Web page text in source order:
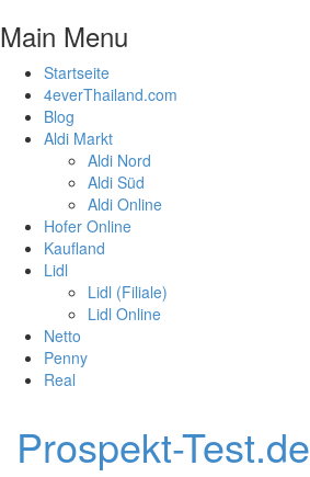
Main Menu
Startseite
4everThailand.com
Blog
Aldi Markt
Aldi Nord
Aldi Süd
Aldi Online
Hofer Online
Kaufland
Lidl
Lidl (Filiale)
Lidl Online
Netto
Penny
Real
Prospekt-Test.de